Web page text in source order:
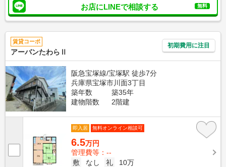
お店にLINEで相談する 無料
賃貸コーポ
アーバンたわらⅡ
初期費用に注目
阪急宝塚線/宝塚駅 徒歩7分
兵庫県宝塚市川面3丁目
築年数
築35年
建物階数
2階建
即入居 無料オンライン相談可
6.5万円
管理費等：--
敷
なし 礼
10万